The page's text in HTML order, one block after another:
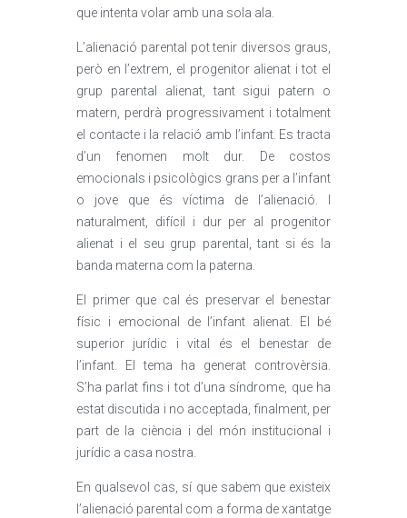
que intenta volar amb una sola ala.
L’alienació parental pot tenir diversos graus,
però en l’extrem, el progenitor alienat i tot el
grup parental alienat, tant sigui patern o
matern, perdrà progressivament i totalment
el contacte i la relació amb l’infant. Es tracta
d’un fenomen molt dur. De costos
emocionals i psicològics grans per a l’infant
o jove que és víctima de l’alienació. I
naturalment, difícil i dur per al progenitor
alienat i el seu grup parental, tant si és la
banda materna com la paterna.
El primer que cal és preservar el benestar
físic i emocional de l’infant alienat. El bé
superior jurídic i vital és el benestar de
l’infant. El tema ha generat controvèrsia.
S’ha parlat fins i tot d’una síndrome, que ha
estat discutida i no acceptada, finalment, per
part de la ciència i del món institucional i
jurídic a casa nostra.
En qualsevol cas, sí que sabem que existeix
l’alienació parental com a forma de xantatge